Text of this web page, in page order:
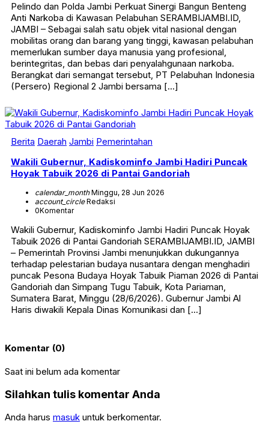
Pelindo dan Polda Jambi Perkuat Sinergi Bangun Benteng
Anti Narkoba di Kawasan Pelabuhan SERAMBIJAMBI.ID,
JAMBI – Sebagai salah satu objek vital nasional dengan
mobilitas orang dan barang yang tinggi, kawasan pelabuhan
memerlukan sumber daya manusia yang profesional,
berintegritas, dan bebas dari penyalahgunaan narkoba.
Berangkat dari semangat tersebut, PT Pelabuhan Indonesia
(Persero) Regional 2 Jambi bersama […]
Berita Daerah Jambi Pemerintahan
Wakili Gubernur, Kadiskominfo Jambi Hadiri Puncak
Hoyak Tabuik 2026 di Pantai Gandoriah
calendar_monthMinggu, 28 Jun 2026
account_circleRedaksi
0Komentar
Wakili Gubernur, Kadiskominfo Jambi Hadiri Puncak Hoyak
Tabuik 2026 di Pantai Gandoriah SERAMBIJAMBI.ID, JAMBI
– Pemerintah Provinsi Jambi menunjukkan dukungannya
terhadap pelestarian budaya nusantara dengan menghadiri
puncak Pesona Budaya Hoyak Tabuik Piaman 2026 di Pantai
Gandoriah dan Simpang Tugu Tabuik, Kota Pariaman,
Sumatera Barat, Minggu (28/6/2026). Gubernur Jambi Al
Haris diwakili Kepala Dinas Komunikasi dan […]
Komentar (0)
Saat ini belum ada komentar
Silahkan tulis komentar Anda
Anda harus masuk untuk berkomentar.